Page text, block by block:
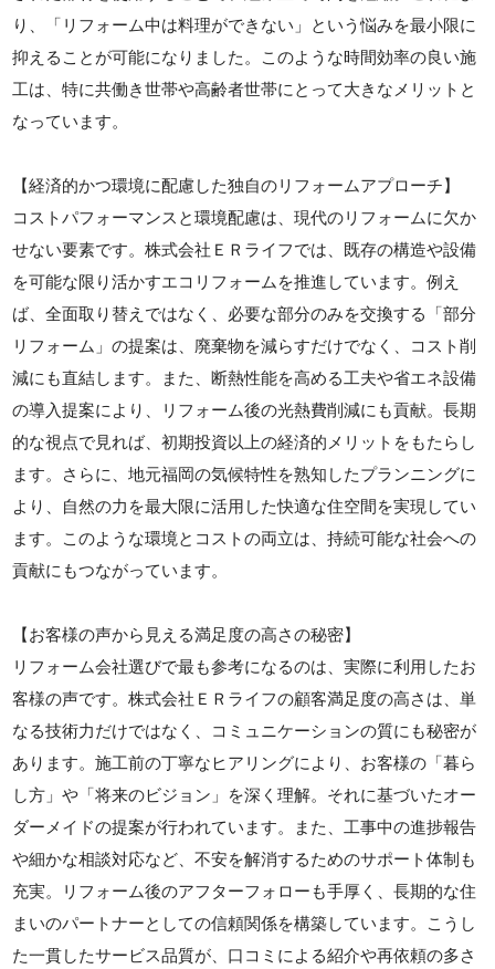
り、「リフォーム中は料理ができない」という悩みを最小限に
抑えることが可能になりました。このような時間効率の良い施
工は、特に共働き世帯や高齢者世帯にとって大きなメリットと
なっています。
【経済的かつ環境に配慮した独自のリフォームアプローチ】
コストパフォーマンスと環境配慮は、現代のリフォームに欠か
せない要素です。株式会社ＥＲライフでは、既存の構造や設備
を可能な限り活かすエコリフォームを推進しています。例え
ば、全面取り替えではなく、必要な部分のみを交換する「部分
リフォーム」の提案は、廃棄物を減らすだけでなく、コスト削
減にも直結します。また、断熱性能を高める工夫や省エネ設備
の導入提案により、リフォーム後の光熱費削減にも貢献。長期
的な視点で見れば、初期投資以上の経済的メリットをもたらし
ます。さらに、地元福岡の気候特性を熟知したプランニングに
より、自然の力を最大限に活用した快適な住空間を実現してい
ます。このような環境とコストの両立は、持続可能な社会への
貢献にもつながっています。
【お客様の声から見える満足度の高さの秘密】
リフォーム会社選びで最も参考になるのは、実際に利用したお
客様の声です。株式会社ＥＲライフの顧客満足度の高さは、単
なる技術力だけではなく、コミュニケーションの質にも秘密が
あります。施工前の丁寧なヒアリングにより、お客様の「暮ら
し方」や「将来のビジョン」を深く理解。それに基づいたオー
ダーメイドの提案が行われています。また、工事中の進捗報告
や細かな相談対応など、不安を解消するためのサポート体制も
充実。リフォーム後のアフターフォローも手厚く、長期的な住
まいのパートナーとしての信頼関係を構築しています。こうし
た一貫したサービス品質が、口コミによる紹介や再依頼の多さ